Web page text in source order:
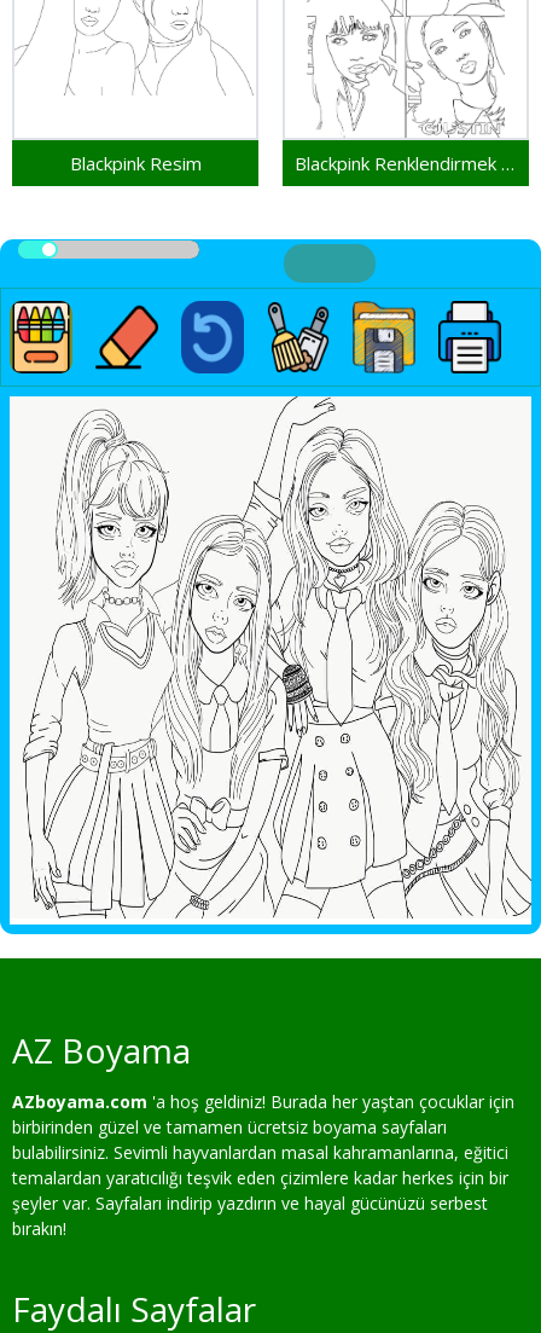
Blackpink Resim Blackpink Renklendirmek İçin
AZ Boyama
AZboyama.com 'a hoş geldiniz! Burada her yaştan çocuklar için
birbirinden güzel ve tamamen ücretsiz boyama sayfaları
bulabilirsiniz. Sevimli hayvanlardan masal kahramanlarına, eğitici
temalardan yaratıcılığı teşvik eden çizimlere kadar herkes için bir
şeyler var. Sayfaları indirip yazdırın ve hayal gücünüzü serbest
bırakın!
Faydalı Sayfalar